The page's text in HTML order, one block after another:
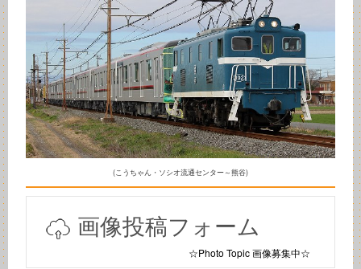
(こうちゃん・ソシオ流通センター～熊谷)
画像投稿フォーム
☆Photo Topic 画像募集中☆